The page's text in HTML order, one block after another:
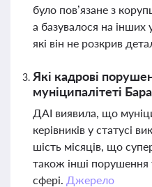
було пов’язане з
а базувалося на інших
які він не розкрив
Які кадрові
муніципалітеті
ДАІ виявила, що
керівників у статусі
шість місяців, що
також інші порушення
сфері. Джерело